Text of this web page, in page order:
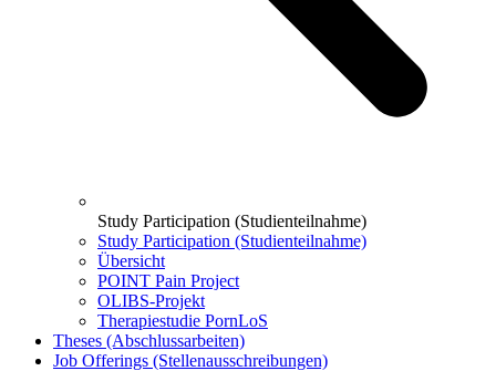
Study Participation (Studienteilnahme)
Study Participation (Studienteilnahme)
Übersicht
POINT Pain Project
OLIBS-Projekt
Therapiestudie PornLoS
Theses (Abschlussarbeiten)
Job Offerings (Stellenausschreibungen)